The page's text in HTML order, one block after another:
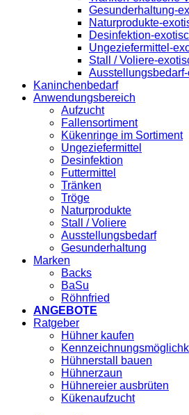
Gesunderhaltung-
Naturprodukte-
Desinfektion-
Ungeziefermittel-
Stall / Voliere-
Kaninchenbedarf
Anwendungsbereich
Aufzucht
Fallensortiment
Kükenringe im Sortiment
Ungeziefermittel
Desinfektion
Futtermittel
Tränken
Tröge
Naturprodukte
Stall / Voliere
Ausstellungsbedarf
Gesunderhaltung
Marken
Backs
BaSu
Röhnfried
ANGEBOTE
Ratgeber
Hühner kaufen
Hühnerstall bauen
Hühnerzaun
Hühnereier ausbrüten
Kükenaufzucht